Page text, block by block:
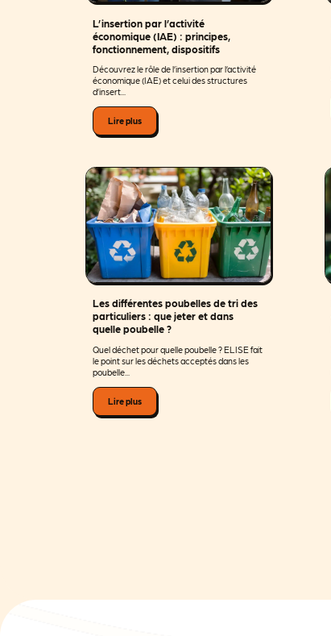
L’insertion par l’activité
économique (IAE) : principes,
fonctionnement, dispositifs
Découvrez le rôle de l’insertion par l’activité
économique (IAE) et celui des structures
d’insert...
Lire plus
Les différentes poubelles de tri des
particuliers : que jeter et dans
quelle poubelle ?
Quel déchet pour quelle poubelle ? ELISE fait
le point sur les déchets acceptés dans les
poubelle...
Lire plus